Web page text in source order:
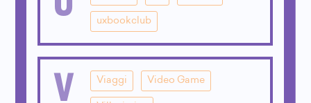
uxbookclub
V Viaggi Video Game